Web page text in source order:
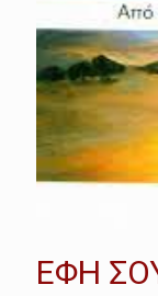
ΕΦΗ